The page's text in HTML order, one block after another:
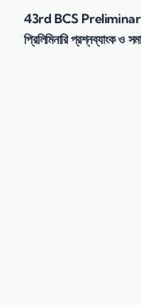
43rd BCS
প্রিলিমিনারি প্রশ্নব্যাংক ও